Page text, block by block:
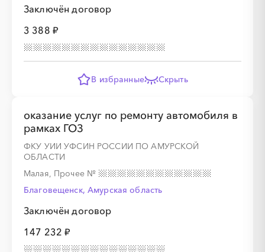
Заключён договор
3 388 ₽
В избранные Скрыть
оказание услуг по ремонту автомобиля в
рамках ГОЗ
ФКУ УИИ УФСИН РОССИИ ПО АМУРСКОЙ
ОБЛАСТИ
Малая, Прочее №
Благовещенск, Амурская область
Заключён договор
147 232 ₽